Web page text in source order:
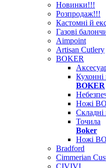
Новинки!!!
Розпродаж!!!
Кастомні й
Газові
Aimpoint
Artisan Cutlery
BOKER
Кухонні
BOKER
Ножі
Точила
Boker
Ножі
Bradford
Cimmerian